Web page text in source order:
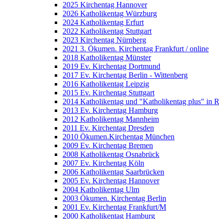
2025 Kirchentag Hannover
2026 Katholikentag Würzburg
2024 Katholikentag Erfurt
2022 Katholikentag Stuttgart
2023 Kirchentag Nürnberg
2021 3. Ökumen. Kirchentag Frankfurt / online
2018 Katholikentag Münster
2019 Ev. Kirchentag Dortmund
2017 Ev. Kirchentag Berlin - Wittenberg
2016 Katholikentag Leipzig
2015 Ev. Kirchentag Stuttgart
2014 Katholikentag und "Katholikentag plus" in
2013 Ev. Kirchentag Hamburg
2012 Katholikentag Mannheim
2011 Ev. Kirchentag Dresden
2010 Ökumen.Kirchentag München
2009 Ev. Kirchentag Bremen
2008 Katholikentag Osnabrück
2007 Ev. Kirchentag Köln
2006 Katholikentag Saarbrücken
2005 Ev. Kirchentag Hannover
2004 Katholikentag Ulm
2003 Ökumen. Kirchentag Berlin
2001 Ev. Kirchentag Frankfurt/M
2000 Katholikentag Hamburg